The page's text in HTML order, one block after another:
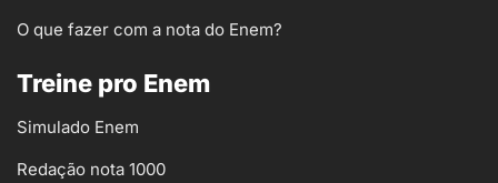
O que fazer com a nota do Enem?
Treine pro Enem
Simulado Enem
Redação nota 1000